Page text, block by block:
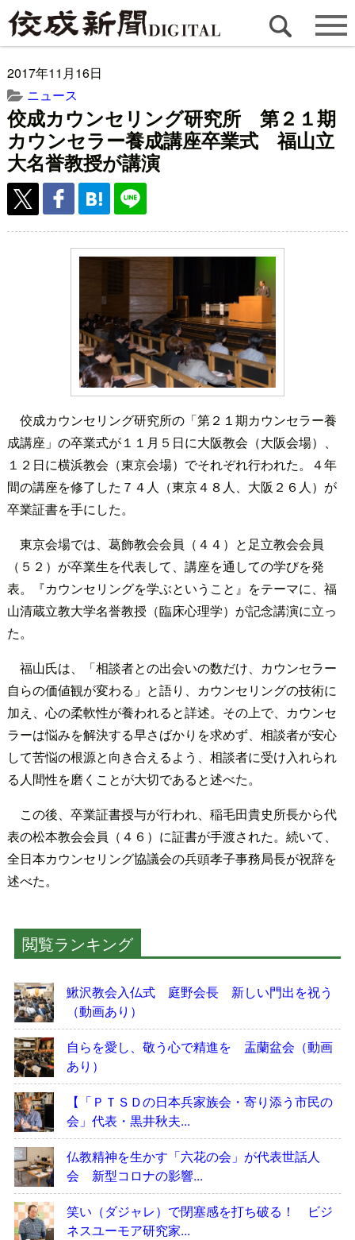
2017年11月16日
ニュース
佼成カウンセリング研究所 第２１期
カウンセラー養成講座卒業式 福山立
大名誉教授が講演
佼成カウンセリング研究所の「第２１期カウンセラー養
成講座」の卒業式が１１月５日に大阪教会（大阪会場）、
１２日に横浜教会（東京会場）でそれぞれ行われた。４年
間の講座を修了した７４人（東京４８人、大阪２６人）が
卒業証書を手にした。
東京会場では、葛飾教会会員（４４）と足立教会会員
（５２）が卒業生を代表して、講座を通しての学びを発
表。『カウンセリングを学ぶということ』をテーマに、福
山清蔵立教大学名誉教授（臨床心理学）が記念講演に立っ
た。
福山氏は、「相談者との出会いの数だけ、カウンセラー
自らの価値観が変わる」と語り、カウンセリングの技術に
加え、心の柔軟性が養われると詳述。その上で、カウンセ
ラーは悩みを解決する早さばかりを求めず、相談者が安心
して苦悩の根源と向き合えるよう、相談者に受け入れられ
る人間性を磨くことが大切であると述べた。
この後、卒業証書授与が行われ、稲毛田貴史所長から代
表の松本教会会員（４６）に証書が手渡された。続いて、
全日本カウンセリング協議会の兵頭孝子事務局長が祝辞を
述べた。
閲覧ランキング
鰍沢教会入仏式 庭野会長 新しい門出を祝う
（動画あり）
自らを愛し、敬う心で精進を 盂蘭盆会（動画
あり）
【「ＰＴＳＤの日本兵家族会・寄り添う市民の
会」代表・黒井秋夫...
仏教精神を生かす「六花の会」が代表世話人
会 新型コロナの影響...
笑い（ダジャレ）で閉塞感を打ち破る！ ビジ
ネスユーモア研究家...